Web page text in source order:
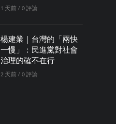
1 天前 / 0 評論
楊建業｜台灣的「兩快
一慢」：民進黨對社會
治理的確不在行
2 天前 / 0 評論